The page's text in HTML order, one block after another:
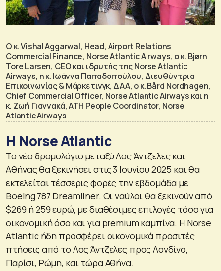
Ο κ. Vishal Aggarwal, Head, Airport Relations
Commercial Finance, Norse Atlantic Airways, ο κ. Bjørn
Tore Larsen, CEO και ιδρυτής της Norse Atlantic
Airways, η κ. Ιωάννα Παπαδοπούλου, Διευθύντρια
Επικοινωνίας & Μάρκετινγκ, ΔΑΑ, ο κ. Bård Nordhagen,
Chief Commercial Officer, Norse Atlantic Airways και η
κ. Ζωή Γιαννακά, ATH People Coordinator, Norse
Atlantic Airways
Η Norse Atlantic
To νέο δρομολόγιο μεταξύ Λος Άντζελες και
Αθήνας θα ξεκινήσει στις 3 Ιουνίου 2025 και θα
εκτελείται τέσσερις φορές την εβδομάδα με
Boeing 787 Dreamliner. Οι ναύλοι θα ξεκινούν από
$269 ή 259 ευρώ, με διαθέσιμες επιλογές τόσο για
οικονομική όσο και για premium καμπίνα. Η Norse
Atlantic ήδη προσφέρει οικονομικά προσιτές
πτήσεις από το Λος Άντζελες προς Λονδίνο,
Παρίσι, Ρώμη, και τώρα Αθήνα.